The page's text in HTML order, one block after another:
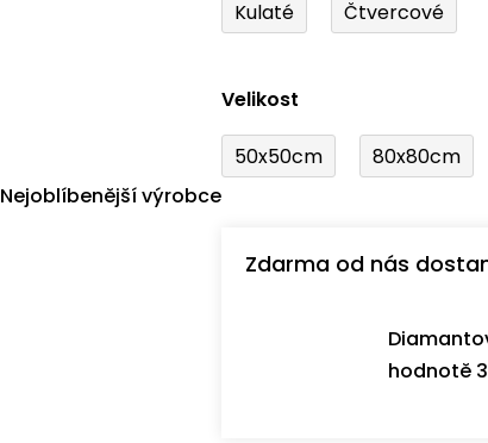
Kulaté Čtvercové
Velikost
50x50cm 80x80cm
Zdarma od nás
hodnotě
Nejoblíbenější výrobce